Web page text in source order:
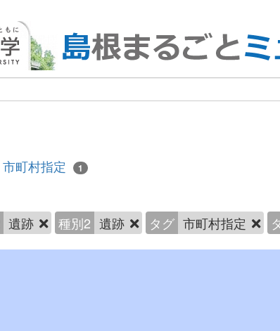
市町村指定 1
遺跡 種別2 遺跡 タグ 市町村指定